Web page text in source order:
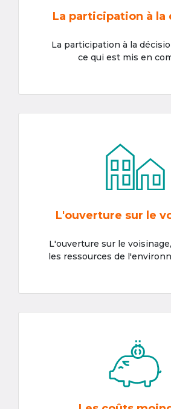
La participation à la
La participation à la
ce qui est mis en
L'ouverture sur le
L'ouverture sur le
les ressources de